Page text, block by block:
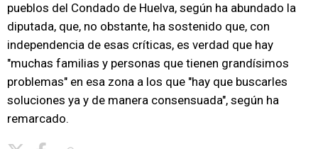
pueblos del Condado de Huelva, según ha abundado la
diputada, que, no obstante, ha sostenido que, con
independencia de esas críticas, es verdad que hay
"muchas familias y personas que tienen grandísimos
problemas" en esa zona a los que "hay que buscarles
soluciones ya y de manera consensuada", según ha
remarcado.